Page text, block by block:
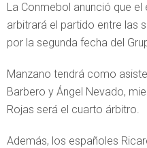
La Conmebol anunció que
arbitrará el partido entre las
por la segunda fecha del
Manzano tendrá como
Barbero y Ángel Nevado,
Rojas será el cuarto árbitro.
Además, los españoles